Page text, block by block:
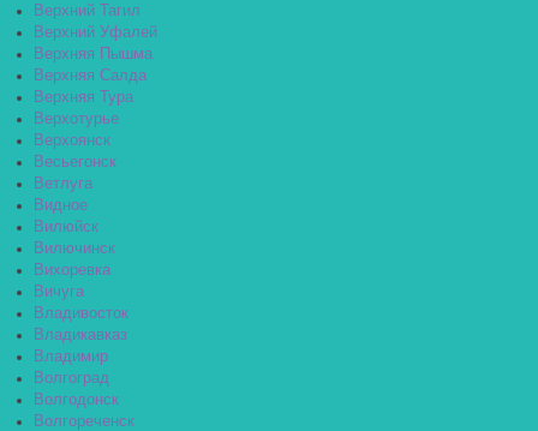
Верхний Тагил
Верхний Уфалей
Верхняя Пышма
Верхняя Салда
Верхняя Тура
Верхотурье
Верхоянск
Весьегонск
Ветлуга
Видное
Вилюйск
Вилючинск
Вихоревка
Вичуга
Владивосток
Владикавказ
Владимир
Волгоград
Волгодонск
Волгореченск